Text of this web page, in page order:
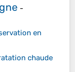
-
en
chaude